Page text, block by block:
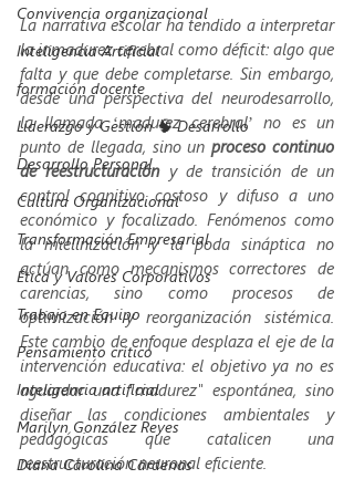
Convivencia organizacional
Inteligencia Artificial
formación docente
Liderazgo y Gestión 🧠 Desarrollo
Desarrollo Personal
Cultura Organizacional
Transformación Empresarial
Ética y Valores Corporativos
Trabajo en Equipo
Pensamiento crítico
Inteligencia artificial
Marilyn González Reyes
Diana Carolina Cárdenas
La narrativa escolar ha tendido a interpretar
la inmadurez cerebral como déficit: algo que
falta y que debe completarse. Sin embargo,
desde una perspectiva del neurodesarrollo,
la llamada ‘madurez cerebral’ no es un
punto de llegada, sino un proceso continuo
de reestructuración y de transición de un
control cognitivo costoso y difuso a uno
económico y focalizado. Fenómenos como
la mielinización y la poda sináptica no
actúan como mecanismos correctores de
carencias, sino como procesos de
optimización y reorganización sistémica.
Este cambio de enfoque desplaza el eje de la
intervención educativa: el objetivo ya no es
aguardar una "madurez" espontánea, sino
diseñar las condiciones ambientales y
pedagógicas que catalicen una
reestructuración neuronal eficiente.